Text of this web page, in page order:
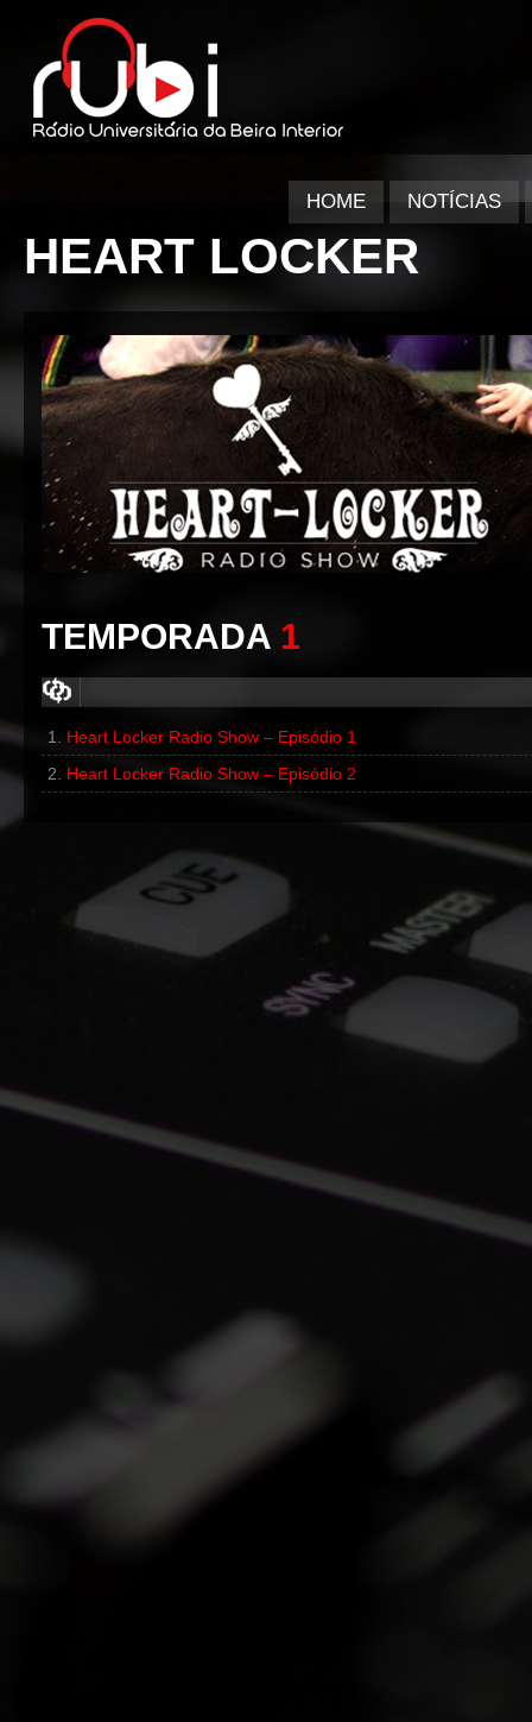
HOME NOTÍCIAS
HEART LOCKER
TEMPORADA 1
00:00 / 00:00
00:00
00:00
Heart Locker Radio Show – Episódio 1
Heart Locker Radio Show – Episódio 2